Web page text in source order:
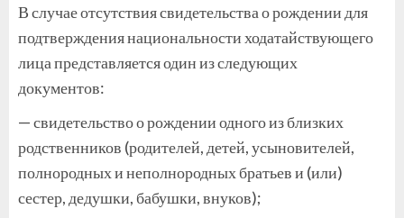
В случае отсутствия свидетельства о рождении для
подтверждения национальности ходатайствующего
лица представляется один из следующих
документов:
— свидетельство о рождении одного из близких
родственников (родителей, детей, усыновителей,
полнородных и неполнородных братьев и (или)
сестер, дедушки, бабушки, внуков);